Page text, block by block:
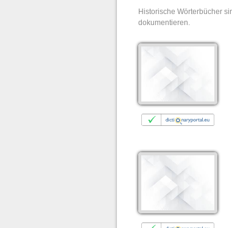
Historische Wörterbücher
dokumentieren.